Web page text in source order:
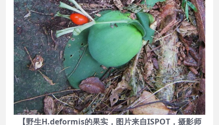
【野生H.deformis的果实，图片来自ISPOT，摄影师